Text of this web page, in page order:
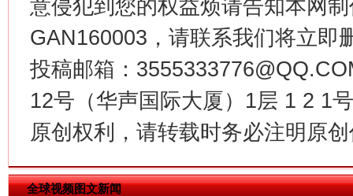
意侵犯到您的权益烦请告知本网
GAN160003，请联系我们将立即
投稿邮箱：
12号（华声国际大厦）1层 1 2 1
原创权利，请转载时务必注明原
全球视频图文新闻
魏明亮